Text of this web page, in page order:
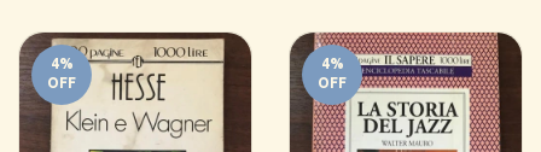
4%
OFF
4%
OFF